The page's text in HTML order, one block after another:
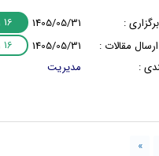
:
1405/05/31
16 روز مانده
مقالات :
1405/05/31
16 روز مانده
:
مدیریت
»